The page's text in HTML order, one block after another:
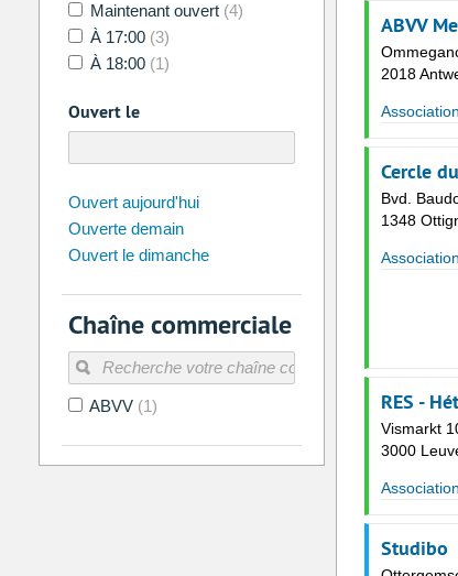
Maintenant ouvert (4)
À 17:00 (3)
À 18:00 (1)
Ouvert le
Di Lu Ve
26 27 30
2 3 4
9 10 11
16 17 18
23 27
30 31 1 3
Ouvert aujourd'hui
Ouverte demain
Ouvert le dimanche
Chaîne commerciale
ABVV (1)
ABVV
2018
Cercle
Bvd.
1348
RES -
Vismarkt
3000
Studibo